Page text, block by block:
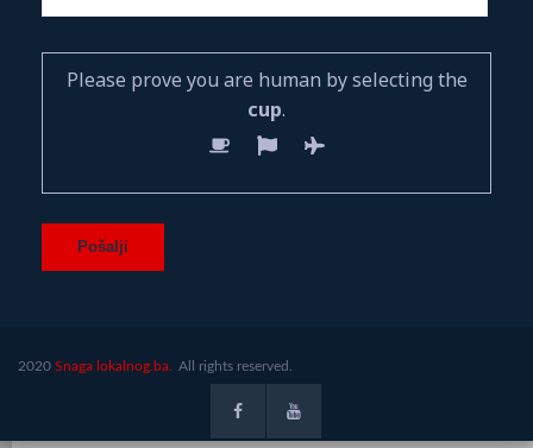
Please prove you are human by selecting the
cup.
2020 Snaga lokalnog.ba. All rights reserved.